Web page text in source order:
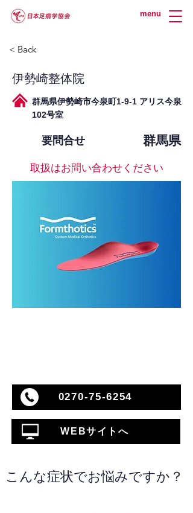
menu
< Back
伊勢崎整体院
群馬県伊勢崎市今泉町1-9-1 アリス今泉
102号室
要問合せ 群馬県
取扱はお問い合わせください
0270-75-6254
WEBサイトへ
こんな症状でお悩みですか？